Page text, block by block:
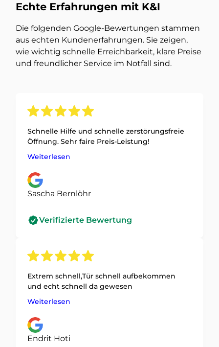
Echte Erfahrungen mit K&I
Die folgenden Google-Bewertungen stammen
aus echten Kundenerfahrungen. Sie zeigen,
wie wichtig schnelle Erreichbarkeit, klare Preise
und freundlicher Service im Notfall sind.
Schnelle Hilfe und schnelle zerstörungsfreie
Öffnung. Sehr faire Preis-Leistung!
Weiterlesen
Sascha Bernlöhr
Verifizierte Bewertung
Extrem schnell,Tür schnell aufbekommen
und echt schnell da gewesen
Weiterlesen
Endrit Hoti